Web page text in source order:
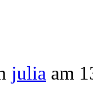
julia am